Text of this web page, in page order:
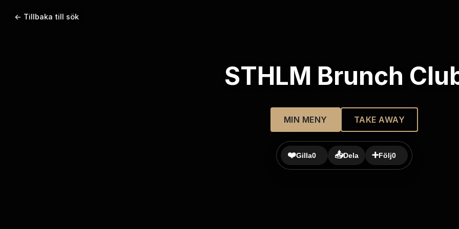
← Tillbaka till sök
STHLM Brunch
MIN MENY TAKE AWAY
❤️Gilla0 📤Dela ➕Följ0